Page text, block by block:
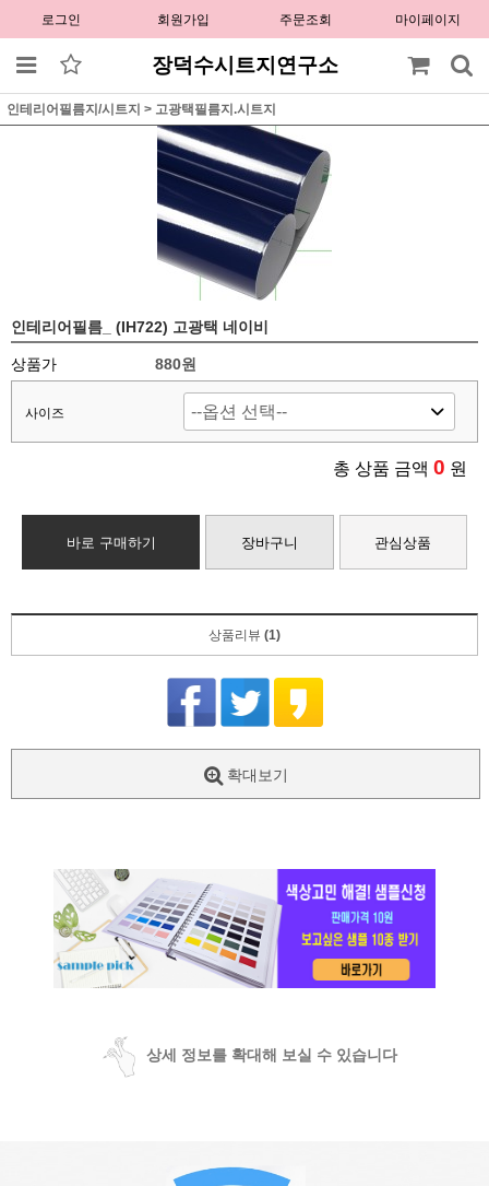
로그인 회원가입 주문조회 마이페이지
장덕수시트지연구소
인테리어필름지/시트지 > 고광택필름지.시트지
인테리어필름_ (IH722) 고광택 네이비
상품가 880원
사이즈
총 상품 금액 0 원
바로 구매하기 장바구니 관심상품
상품리뷰 (1)
확대보기
상세 정보를 확대해 보실 수 있습니다